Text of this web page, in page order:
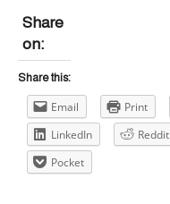
Share
on:
Share this:
Email Print
LinkedIn
Reddit
Pocket